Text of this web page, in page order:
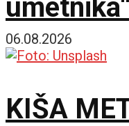
u
06.08.2026
KIŠA